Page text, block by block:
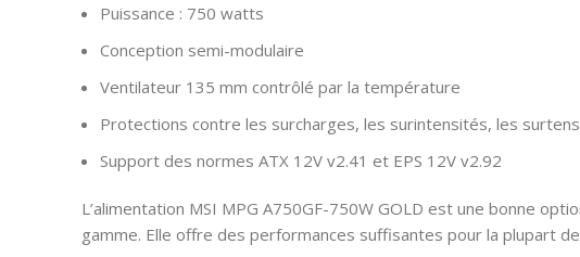
Puissance : 750 watts
Conception semi-modulaire
Ventilateur 135 mm contrôlé par la température
Protections contre les surcharges, les surintensités, les
Support des normes ATX 12V v2.41 et EPS 12V v2.92
L’alimentation MSI MPG A750GF-750W GOLD est une bonne
gamme. Elle offre des performances suffisantes pour la plupart